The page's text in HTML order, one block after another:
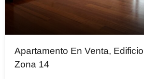
Apartamento En Venta,
Zona 14